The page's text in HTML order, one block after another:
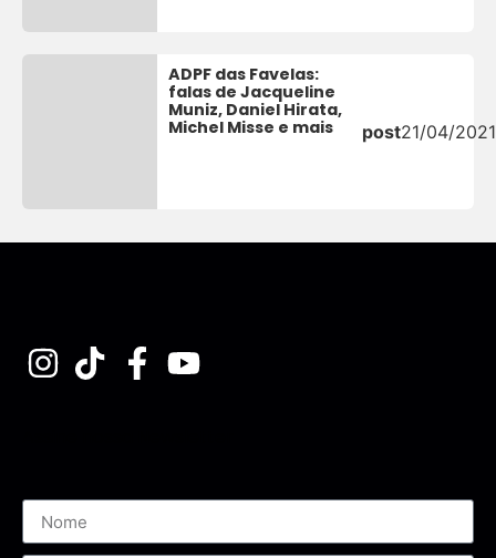
ADPF das Favelas:
falas de Jacqueline
Muniz, Daniel Hirata,
Michel Misse e mais
post21/04/2021